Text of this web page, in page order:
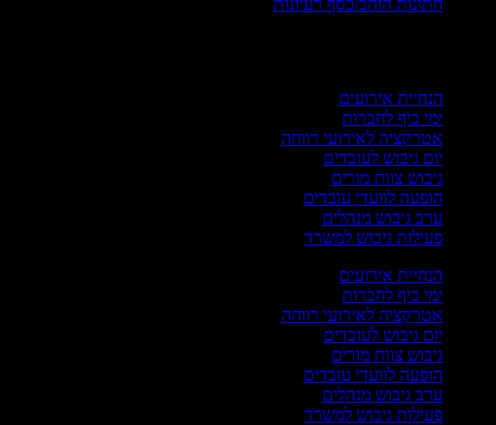
הנחיית אירועים
ימי כיף לחברות
אטרקציה לאירועי רווחה
יום גיבוש לעובדים
גיבוש צוות מורים
הופעה לוועדי עובדים
ערב גיבוש מנהלים
פעילות גיבוש למשרד
הנחיית אירועים
ימי כיף לחברות
אטרקציה לאירועי רווחה
יום גיבוש לעובדים
גיבוש צוות מורים
הופעה לוועדי עובדים
ערב גיבוש מנהלים
פעילות גיבוש למשרד